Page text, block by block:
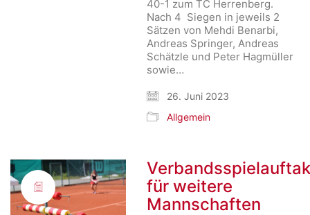
40-1 zum TC Herrenberg.
Nach 4 Siegen in jeweils 2
Sätzen von Mehdi Benarbi,
Andreas Springer, Andreas
Schätzle und Peter Hagmüller
sowie…
26. Juni 2023
Allgemein
für weitere
Mannschaften